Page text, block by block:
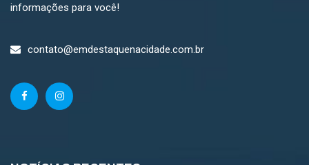
informações para você!
contato@emdestaquenacidade.com.br